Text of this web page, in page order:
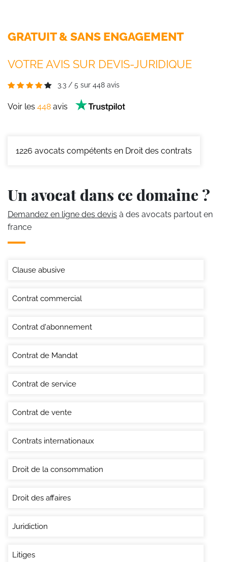
GRATUIT & SANS ENGAGEMENT
VOTRE AVIS SUR DEVIS-JURIDIQUE
3.3 / 5 sur 448 avis
Voir les 448 avis
1226 avocats compétents en Droit des contrats
Un avocat dans ce domaine ?
Demandez en ligne des devis à des avocats partout en
france
Clause abusive
Contrat commercial
Contrat d'abonnement
Contrat de Mandat
Contrat de service
Contrat de vente
Contrats internationaux
Droit de la consommation
Droit des affaires
Juridiction
Litiges